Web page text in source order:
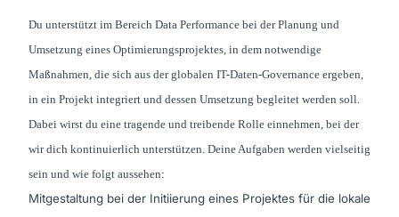
Du unterstützt im Bereich Data Performance bei der Planung und
Umsetzung eines Optimierungsprojektes, in dem notwendige
Maßnahmen, die sich aus der globalen IT-Daten-Governance ergeben,
in ein Projekt integriert und dessen Umsetzung begleitet werden soll.
Dabei wirst du eine tragende und treibende Rolle einnehmen, bei der
wir dich kontinuierlich unterstützen. Deine Aufgaben werden vielseitig
sein und wie folgt aussehen:
Mitgestaltung bei der Initiierung eines Projektes für die lokale